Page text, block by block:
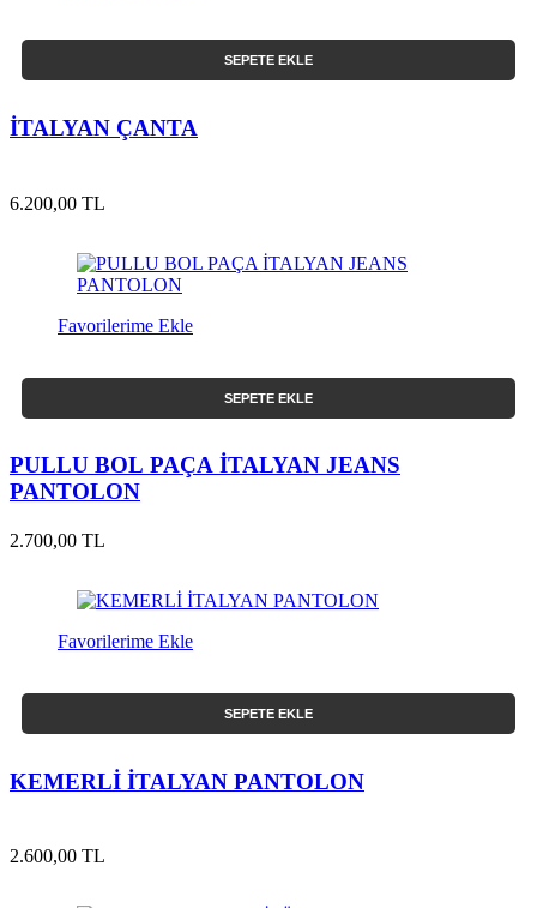
SEPETE EKLE
İTALYAN ÇANTA
6.200,00 TL
Favorilerime Ekle
SEPETE EKLE
PULLU BOL PAÇA İTALYAN JEANS
PANTOLON
2.700,00 TL
Favorilerime Ekle
SEPETE EKLE
KEMERLİ İTALYAN PANTOLON
2.600,00 TL